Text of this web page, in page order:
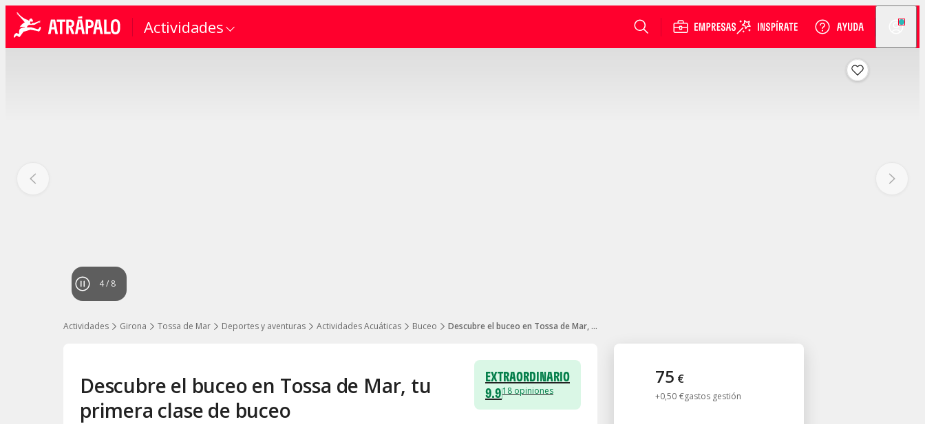
Actividades
4/ 8
Actividades Girona Tossa de Mar Deportes y aventuras Actividades Acuáticas Buceo Descubre el buceo en Tossa de Mar, tu primera clase de buceo
75 €
+0,50 €gastos gestión
Descubre el buceo en Tossa de Mar, tu
primera clase de buceo
EXTRAORDINARIO
9.918 opiniones